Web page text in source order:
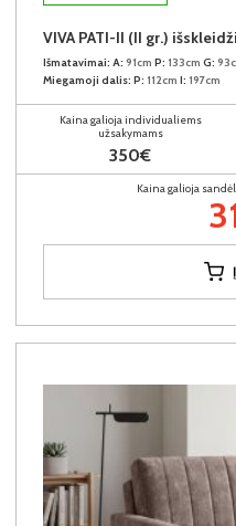
VIVA PATI-II (II gr.)
Išmatavimai: A: 91cm P: 133cm G:
Miegamoji dalis: P: 112cm I: 197cm
Kaina galioja individualiems
užsakymams
350€
Kaina galioja